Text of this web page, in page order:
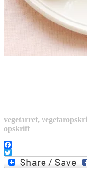
vegetarret,
opskrift
Facebook
Twitter